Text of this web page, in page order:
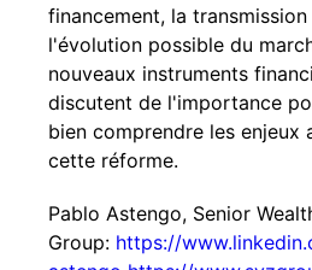
financement, la
l'évolution possible du
nouveaux instruments
discutent de l'importance
bien comprendre les enjeux
cette réforme.
Pablo Astengo, Senior
Group: https://